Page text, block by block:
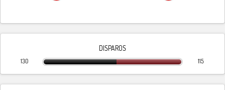
DISPAROS
130 115